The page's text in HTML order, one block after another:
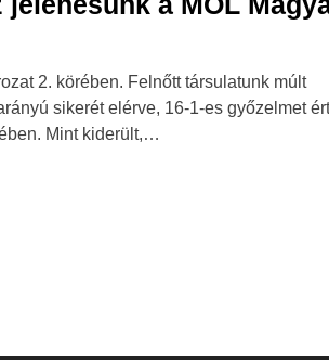
2. körében. Felnőtt társulatunk múlt
sikerét elérve, 16-1-es győzelmet
Mint kiderült,…